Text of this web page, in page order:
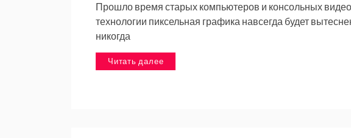
Прошло время старых компьютеров и консольных
технологии пиксельная графика навсегда будет
никогда
Читать далее